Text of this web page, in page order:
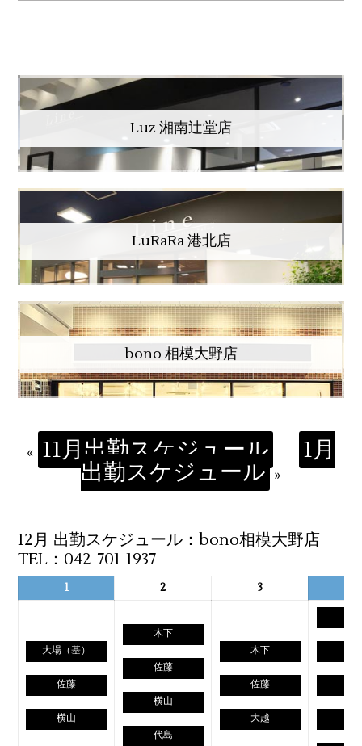
Luz 湘南辻堂店
LuRaRa 港北店
bono 相模大野店
« 11月出勤スケジュール 1月
出勤スケジュール »
12月 出勤スケジュール：bono相模大野店
TEL：042-701-1937
1 2 3
大場（基）
佐藤
横山
木下
佐藤
横山
代島
木下
佐藤
大越